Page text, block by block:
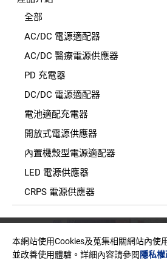
全部
AC/DC 電源適配器
AC/DC 醫療電源供應器
PD 充電器
DC/DC 電源適配器
電池適配充電器
開放式電源供應器
內置機殼型電源適配器
LED 電源供應器
CRPS 電源供應器
臺灣新北市中和區建一路150號11樓之
本網站使用Cookies及蒐集相關網站內使
並改善使用體驗。詳細內容請參閱 隱私